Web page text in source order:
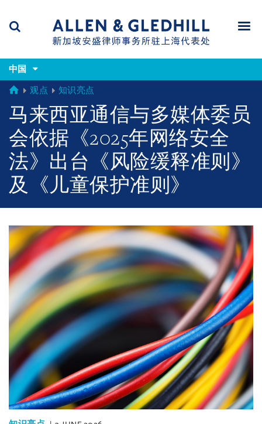
(accesskey
s)
x)
Search
中国
GLOBAL
观点 知识亮点
马来西亚通信与多媒体委员
会依据《2025年网络安全
法》出台《风险缓释准则》
及《儿童保护准则》